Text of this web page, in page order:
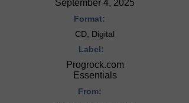
September 4, 2025
Format:
CD, Digital
Label:
Progrock.com
Essentials
From: